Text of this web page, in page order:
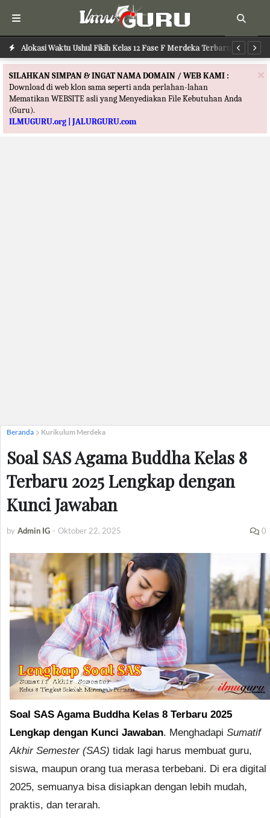
Alokasi Waktu Ushul Fikih Kelas 12 Fase F Merdeka Terbaru
×
SILAHKAN SIMPAN & INGAT NAMA DOMAIN / WEB KAMI :
Download di web klon sama seperti anda perlahan-lahan
Mematikan WEBSITE asli yang Menyediakan File Kebutuhan Anda
(Guru).
ILMUGURU.org | JALURGURU.com
Beranda Kurikulum Merdeka
Soal SAS Agama Buddha Kelas 8
Terbaru 2025 Lengkap dengan
Kunci Jawaban
by Admin IG - Oktober 22, 2025 0
Soal SAS Agama Buddha Kelas 8 Terbaru 2025
Lengkap dengan Kunci Jawaban. Menghadapi Sumatif
Akhir Semester (SAS) tidak lagi harus membuat guru,
siswa, maupun orang tua merasa terbebani. Di era digital
2025, semuanya bisa disiapkan dengan lebih mudah,
praktis, dan terarah.